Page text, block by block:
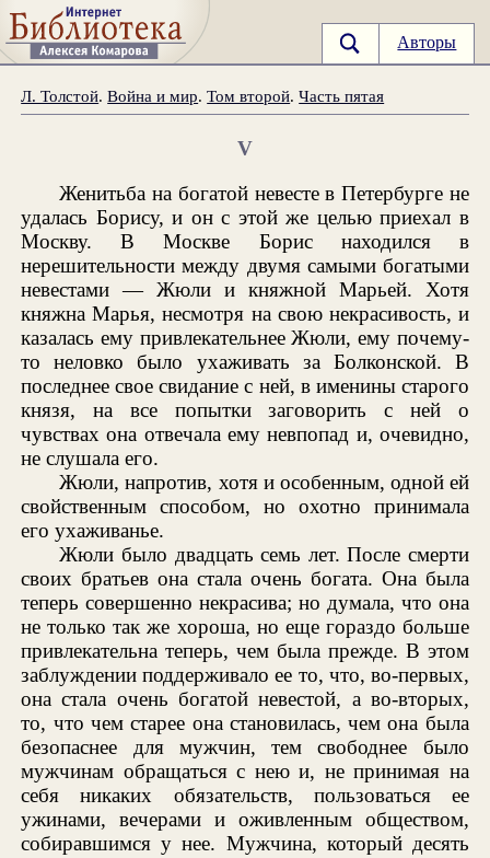
Авторы
Л. Толстой.Война и мир.Том второй.Часть пятая
V
Женитьба на богатой невесте в Петербурге не
удалась Борису, и он с этой же целью приехал в
Москву. В Москве Борис находился в
нерешительности между двумя самыми богатыми
невестами — Жюли и княжной Марьей. Хотя
княжна Марья, несмотря на свою некрасивость, и
казалась ему привлекательнее Жюли, ему почему-
то неловко было ухаживать за Болконской. В
последнее свое свидание с ней, в именины старого
князя, на все попытки заговорить с ней о
чувствах она отвечала ему невпопад и, очевидно,
не слушала его.
Жюли, напротив, хотя и особенным, одной ей
свойственным способом, но охотно принимала
его ухаживанье.
Жюли было двадцать семь лет. После смерти
своих братьев она стала очень богата. Она была
теперь совершенно некрасива; но думала, что она
не только так же хороша, но еще гораздо больше
привлекательна теперь, чем была прежде. В этом
заблуждении поддерживало ее то, что, во-первых,
она стала очень богатой невестой, а во-вторых,
то, что чем старее она становилась, чем она была
безопаснее для мужчин, тем свободнее было
мужчинам обращаться с нею и, не принимая на
себя никаких обязательств, пользоваться ее
ужинами, вечерами и оживленным обществом,
собиравшимся у нее. Мужчина, который десять